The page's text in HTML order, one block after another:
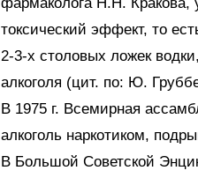
токсический эффект, то
2-3-х столовых ложек
алкоголя (цит. по: Ю.
В 1975 г. Всемирная
алкоголь наркотиком,
В Большой Советской